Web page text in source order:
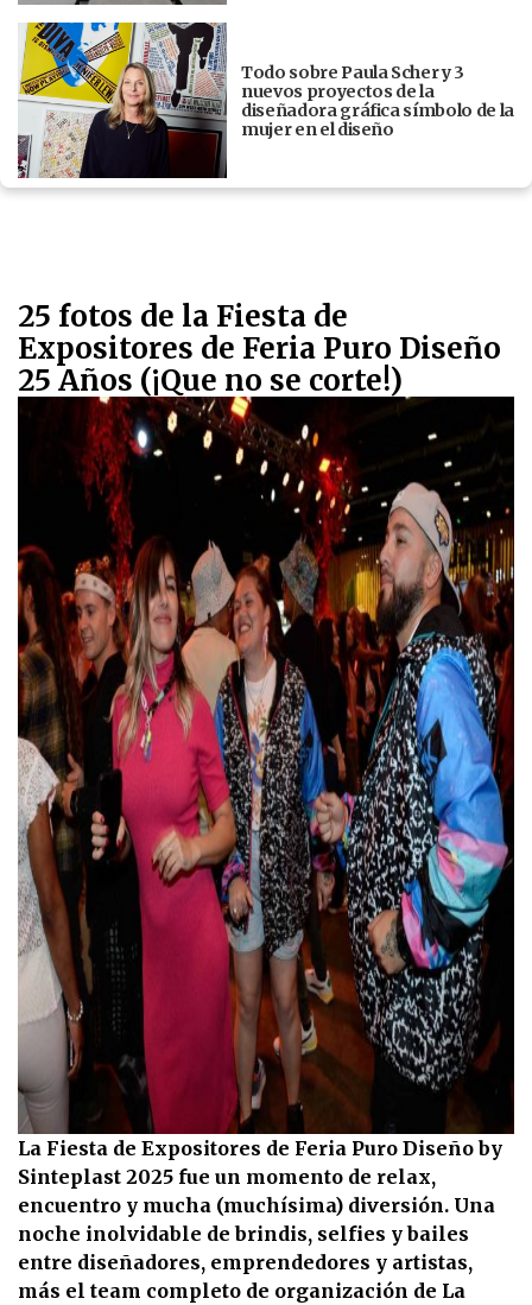
Todo sobre Paula Scher y 3
nuevos proyectos de la
diseñadora gráfica símbolo de la
mujer en el diseño
25 fotos de la Fiesta de
Expositores de Feria Puro Diseño
25 Años (¡Que no se corte!)
La Fiesta de Expositores de Feria Puro Diseño by
Sinteplast 2025 fue un momento de relax,
encuentro y mucha (muchísima) diversión. Una
noche inolvidable de brindis, selfies y bailes
entre diseñadores, emprendedores y artistas,
más el team completo de organización de La